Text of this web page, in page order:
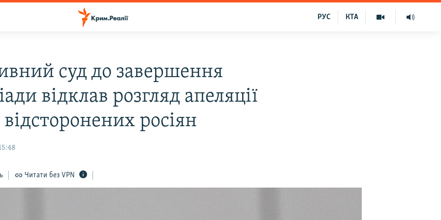
КТА
РУС
суд до завершення
відклав розгляд апеляції
росіян
Читати без VPN